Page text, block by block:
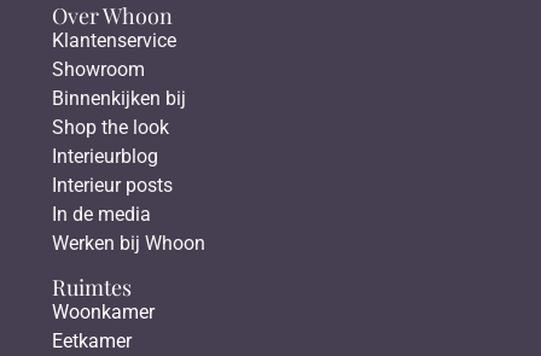
Over Whoon
Klantenservice
Showroom
Binnenkijken bij
Shop the look
Interieurblog
Interieur posts
In de media
Werken bij Whoon
Ruimtes
Woonkamer
Eetkamer